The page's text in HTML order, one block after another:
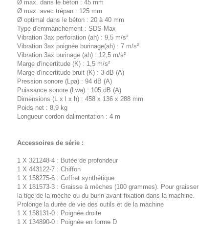
Ø max. dans le béton : 45 mm
Ø max. avec trépan : 125 mm
Ø optimal dans le béton : 20 à 40 mm
Type d'emmanchement : SDS-Max
Vibration 3ax perforation (ah) : 9,5 m/s²
Vibration 3ax poignée burinage(ah) : 7 m/s²
Vibration 3ax burinage (ah) : 12,5 m/s²
Marge d'incertitude (K) : 1,5 m/s²
Marge d'incertitude bruit (K) : 3 dB (A)
Pression sonore (Lpa) : 94 dB (A)
Puissance sonore (Lwa) : 105 dB (A)
Dimensions (L x l x h) : 458 x 136 x 288 mm
Poids net : 8,9 kg
Longueur cordon dalimentation : 4 m
Accessoires de série :
1 X 321248-4 : Butée de profondeur
1 X 443122-7 : Chiffon
1 X 158275-6 : Coffret synthétique
1 X 181573-3 : Graisse à mèches (100 grammes). Pour graisser
la tige de la mèche ou du burin avant fixation dans la machine.
Prolonge la durée de vie des outils et de la machine
1 X 158131-0 : Poignée droite
1 X 134890-0 : Poignée en forme D